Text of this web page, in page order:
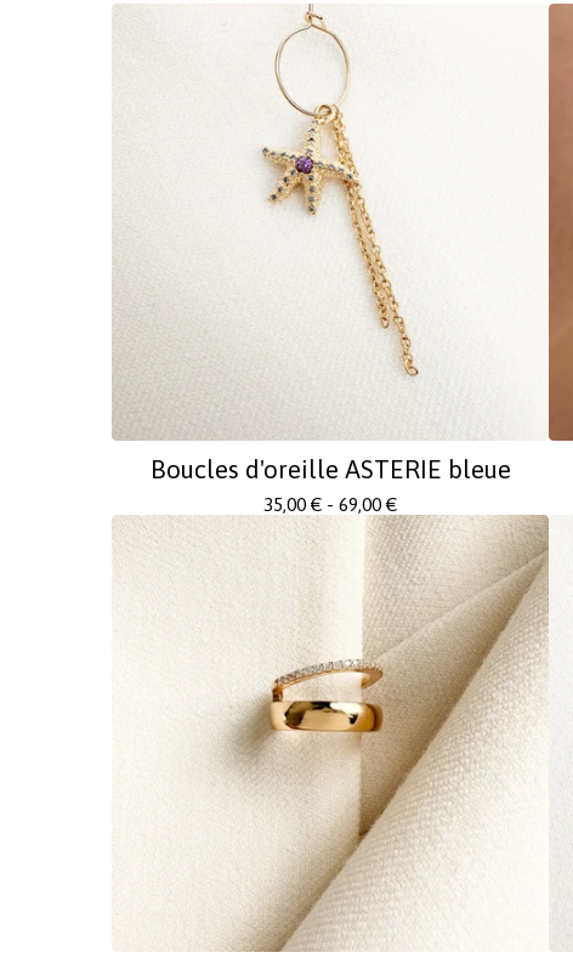
Boucles d'oreille ASTERIE bleue
35,00 € - 69,00 €